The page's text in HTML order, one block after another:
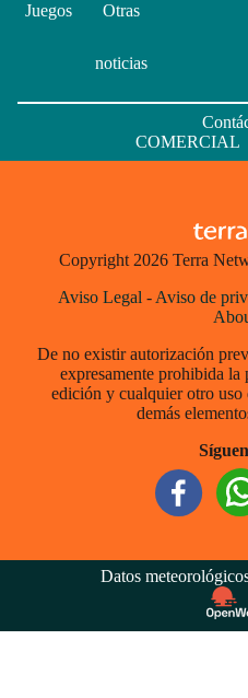
Juegos Otras
noticias
COMERCIAL
Copyright 2026 Terra
Aviso Legal - Aviso de
De no existir autorización
expresamente prohibida
edición y cualquier otro uso
demás
Datos